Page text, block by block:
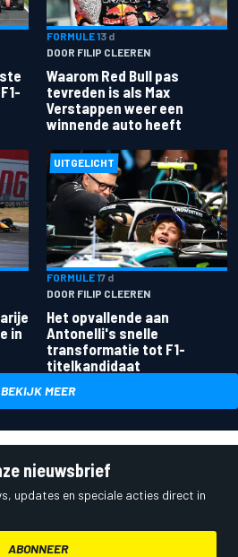
FORMULE 13 d
DOOR FILIP CLEEREN
Waarom Red Bull pas
tevreden is als Max
Verstappen weer een
winnende auto heeft
in
UITGELICHT
FORMULE 17 d
DOOR FILIP CLEEREN
Het opvallende aan
Antonelli's snelle
transformatie tot F1-
titelkandidaat
BEKIJK MEER
nieuwsbrief
updates en speciale acties direct in
ABONNEER